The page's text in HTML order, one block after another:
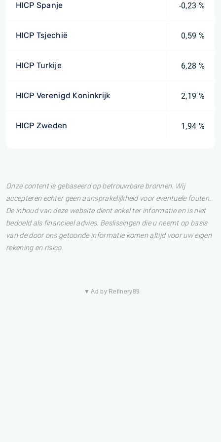
HICP Spanje -0,23 %
HICP Tsjechië 0,59 %
HICP Turkije 6,28 %
HICP Verenigd Koninkrijk 2,19 %
HICP Zweden 1,94 %
Onze content is gebaseerd op betrouwbare bronnen. Wij
accepteren echter geen aansprakelijkheid voor eventuele fouten.
De inhoud van deze website dient enkel ter informatie en is niet
bedoeld als financieel advies. Beslissingen die u neemt op basis
van de door ons getoonde informatie komen altijd voor uw eigen
rekening en risico.
▼ Ad by Refinery89